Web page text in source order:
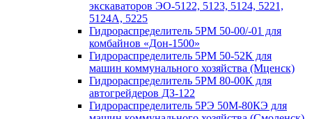
экскаваторов ЭО-5122, 5123, 5124, 5221,
5124А, 5225
Гидрораспределитель 5РМ 50-00/-01 для
комбайнов «Дон-1500»
Гидрораспределитель 5РМ 50-52К для
машин коммунального хозяйства (Мценск)
Гидрораспределитель 5РМ 80-00К для
автогрейдеров ДЗ-122
Гидрораспределитель 5РЭ 50М-80КЭ для